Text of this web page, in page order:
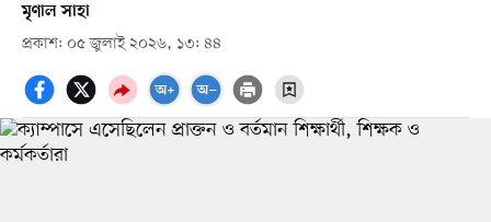
মৃণাল সাহা
প্রকাশ: ০৫ জুলাই ২০২৬, ১৩: ৪৪